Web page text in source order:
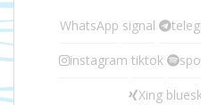
WhatsApp signal
instagram tiktok
Xing